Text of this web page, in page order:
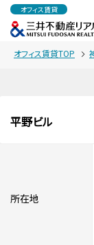
オフィス賃貸
オフィス賃貸TOP
平野ビル
所在地